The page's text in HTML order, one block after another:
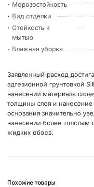
Морозостойкость
Вид отделки
Стойкость к
мытью
Влажная уборка
Заявленный расход
адгезионной грунтовкой
нанесении материала
толщины слоя и
основания значительно
нанесении более толстым
жидких обоев.
Похожие товары